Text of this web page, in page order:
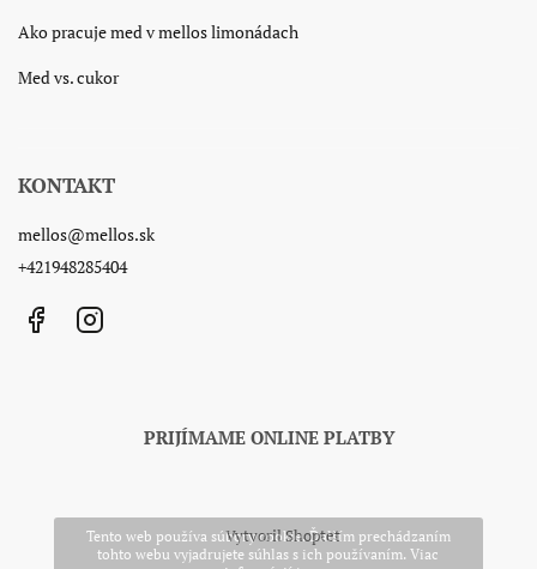
Tento web používa súbory cookie. Ďalším prechádzaním
tohto webu vyjadrujete súhlas s ich používaním. Viac
Ako pracuje med v mellos limonádach
Med vs. cukor
KONTAKT
mellos@mellos.sk
+421948285404
Facebook
PRIJÍMAME ONLINE PLATBY
Vytvoril Shoptet